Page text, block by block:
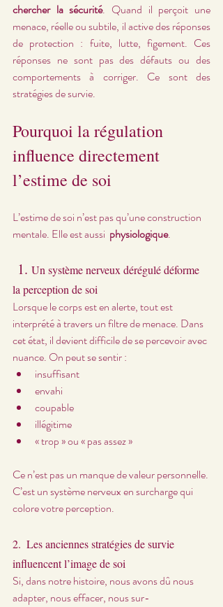
chercher la sécurité. Quand il perçoit une
menace, réelle ou subtile, il active des réponses
de protection : fuite, lutte, figement. Ces
réponses ne sont pas des défauts ou des
comportements à corriger. Ce sont des
stratégies de survie.
Pourquoi la régulation
influence directement
l’estime de soi
L’estime de soi n’est pas qu’une construction
mentale. Elle est aussi physiologique.
1. Un système nerveux dérégulé déforme
la perception de soi
Lorsque le corps est en alerte, tout est
interprété à travers un filtre de menace. Dans
cet état, il devient difficile de se percevoir avec
nuance. On peut se sentir :
insuffisant
envahi
coupable
illégitime
« trop » ou « pas assez »
Ce n’est pas un manque de valeur personnelle.
C’est un système nerveux en surcharge qui
colore votre perception.
2.  Les anciennes stratégies de survie
influencent l’image de soi
Si, dans notre histoire, nous avons dû nous
adapter, nous effacer, nous sur-